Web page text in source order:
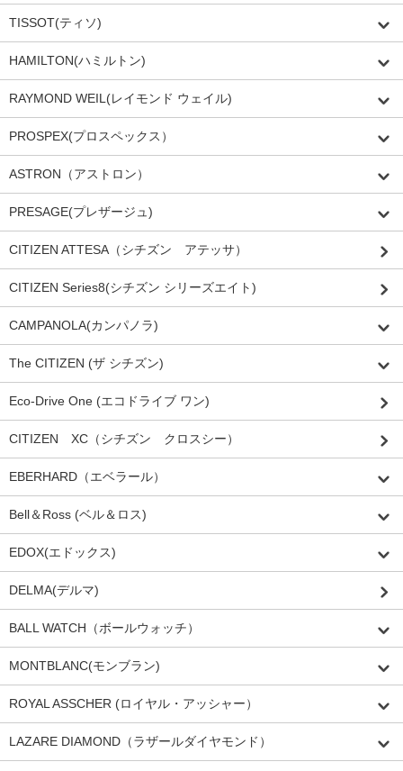
TISSOT(ティソ)
HAMILTON(ハミルトン)
RAYMOND WEIL(レイモンド ウェイル)
PROSPEX(プロスペックス）
ASTRON（アストロン）
PRESAGE(プレザージュ)
CITIZEN ATTESA（シチズン アテッサ）
CITIZEN Series8(シチズン シリーズエイト)
CAMPANOLA(カンパノラ)
The CITIZEN (ザ シチズン)
Eco-Drive One (エコドライブ ワン)
CITIZEN XC（シチズン クロスシー）
EBERHARD（エベラール）
Bell＆Ross (ベル＆ロス)
EDOX(エドックス)
DELMA(デルマ)
BALL WATCH（ボールウォッチ）
MONTBLANC(モンブラン)
ROYAL ASSCHER (ロイヤル・アッシャー）
LAZARE DIAMOND（ラザールダイヤモンド）